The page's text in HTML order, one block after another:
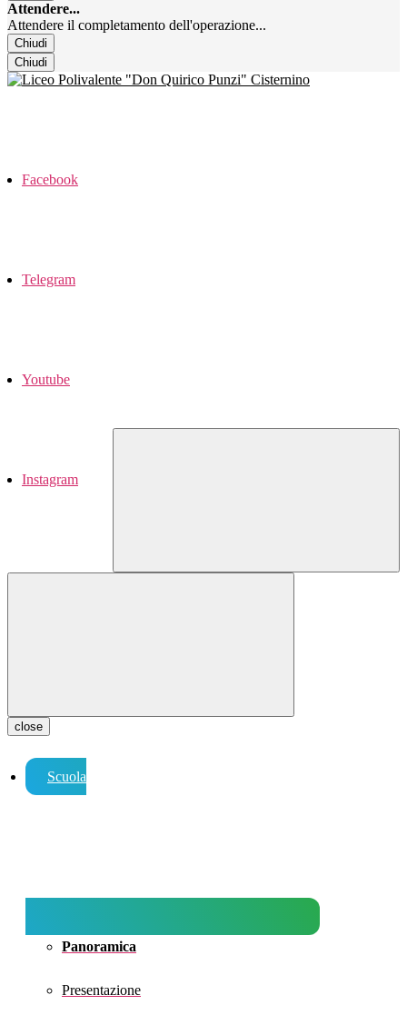
Attendere...
Attendere il completamento dell'operazione...
Chiudi
Chiudi
Facebook
Telegram
Youtube
Instagram
close
Scuola
Panoramica
Presentazione